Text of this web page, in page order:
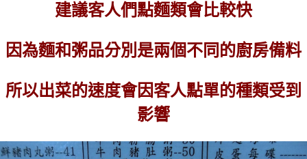
建議客人們點麵類會比較快
因為麵和粥品分別是兩個不同的廚房備料
所以出菜的速度會因客人點單的種類受到
影響